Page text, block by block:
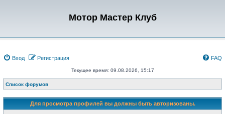
Мотор Мастер Клуб
Вход Регистрация FAQ
Текущее время: 09.08.2026, 15:17
Список форумов
Для просмотра профилей вы должны быть авторизованы.